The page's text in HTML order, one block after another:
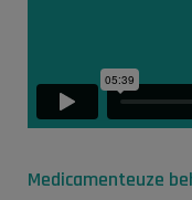
Medicamenteuze